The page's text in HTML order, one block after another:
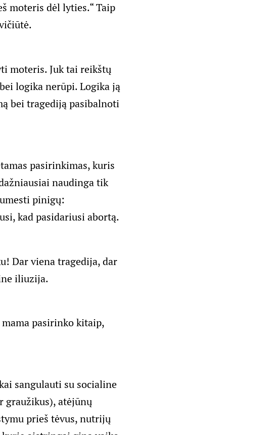
moteris dėl lyties.“ Taip
moteris. Juk tai reikštų
logika nerūpi. Logika ją
bei tragediją pasibalnoti
pasirinkimas, kuris
naudinga tik
pinigų:
kad pasidariusi abortą.
Dar viena tragedija, dar
iliuzija.
pasirinko kitaip,
sangulauti su socialine
graužikus), atėjūnų
prieš tėvus, nutrijų